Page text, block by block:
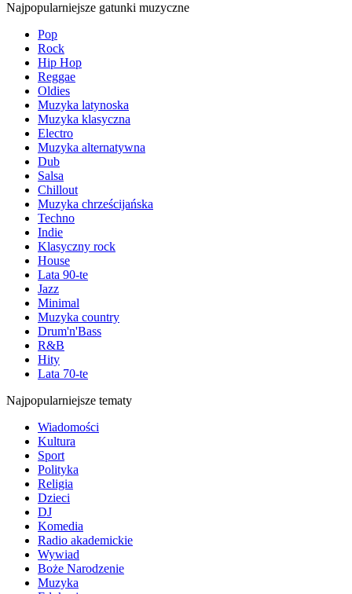
Najpopularniejsze gatunki muzyczne
Pop
Rock
Hip Hop
Reggae
Oldies
Muzyka latynoska
Muzyka klasyczna
Electro
Muzyka alternatywna
Dub
Salsa
Chillout
Muzyka chrześcijańska
Techno
Indie
Klasyczny rock
House
Lata 90-te
Jazz
Minimal
Muzyka country
Drum'n'Bass
R&B
Hity
Lata 70-te
Najpopularniejsze tematy
Wiadomości
Kultura
Sport
Polityka
Religia
Dzieci
DJ
Komedia
Radio akademickie
Wywiad
Boże Narodzenie
Muzyka